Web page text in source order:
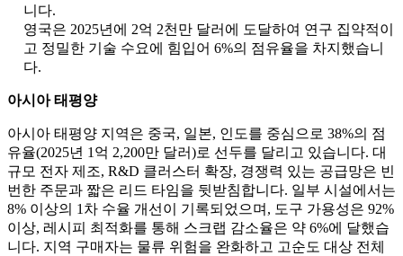
니다.
영국은 2025년에 2억 2천만 달러에 도달하여 연구 집약적이
고 정밀한 기술 수요에 힘입어 6%의 점유율을 차지했습니
다.
아시아 태평양
아시아 태평양 지역은 중국, 일본, 인도를 중심으로 38%의 점
유율(2025년 1억 2,200만 달러)로 선두를 달리고 있습니다. 대
규모 전자 제조, R&D 클러스터 확장, 경쟁력 있는 공급망은 빈
번한 주문과 짧은 리드 타임을 뒷받침합니다. 일부 시설에서는
8% 이상의 1차 수율 개선이 기록되었으며, 도구 가용성은 92%
이상, 레시피 최적화를 통해 스크랩 감소율은 약 6%에 달했습
니다. 지역 구매자는 물류 위험을 완화하고 고순도 대상 전체